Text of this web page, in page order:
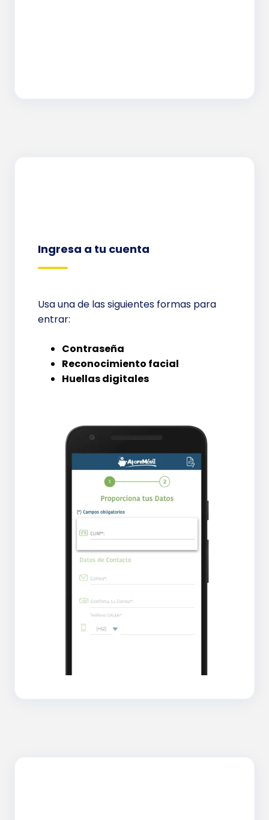
Ingresa a tu cuenta
Usa una de las siguientes formas para
entrar:
Contraseña
Reconocimiento facial
Huellas digitales